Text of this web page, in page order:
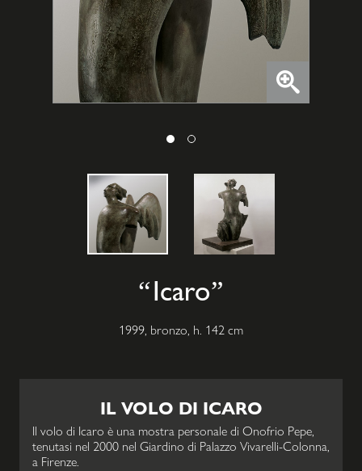
Icaro
1999, bronzo, h. 142 cm
IL VOLO DI ICARO
Il volo di Icaro è una mostra personale di Onofrio Pepe,
tenutasi nel 2000 nel Giardino di Palazzo Vivarelli-Colonna,
a Firenze.